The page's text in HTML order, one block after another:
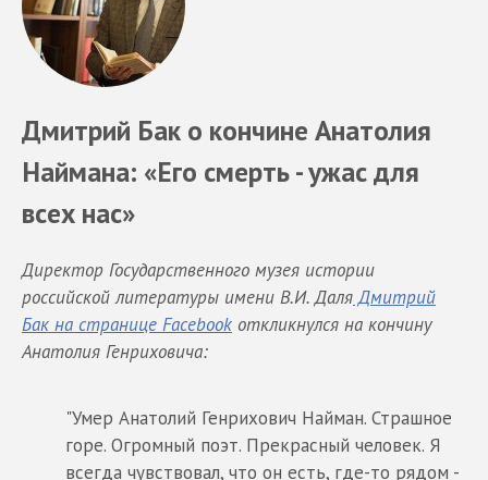
Дмитрий Бак о кончине Анатолия
Наймана: «Его смерть - ужас для
всех нас»
Директор Государственного музея истории
российской литературы имени В.И. ДаляДмитрий
Бак на странице Facebook откликнулся на кончину
Анатолия Генриховича:
"Умер Анатолий Генрихович Найман. Страшное
горе. Огромный поэт. Прекрасный человек. Я
всегда чувствовал, что он есть, где-то рядом -